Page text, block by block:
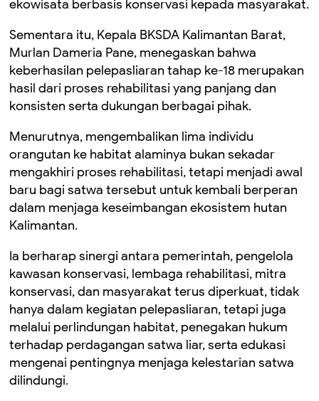
ekowisata berbasis konservasi kepada masyarakat.
Sementara itu, Kepala BKSDA Kalimantan Barat,
Murlan Dameria Pane, menegaskan bahwa
keberhasilan pelepasliaran tahap ke-18 merupakan
hasil dari proses rehabilitasi yang panjang dan
konsisten serta dukungan berbagai pihak.
Menurutnya, mengembalikan lima individu
orangutan ke habitat alaminya bukan sekadar
mengakhiri proses rehabilitasi, tetapi menjadi awal
baru bagi satwa tersebut untuk kembali berperan
dalam menjaga keseimbangan ekosistem hutan
Kalimantan.
Ia berharap sinergi antara pemerintah, pengelola
kawasan konservasi, lembaga rehabilitasi, mitra
konservasi, dan masyarakat terus diperkuat, tidak
hanya dalam kegiatan pelepasliaran, tetapi juga
melalui perlindungan habitat, penegakan hukum
terhadap perdagangan satwa liar, serta edukasi
mengenai pentingnya menjaga kelestarian satwa
dilindungi.